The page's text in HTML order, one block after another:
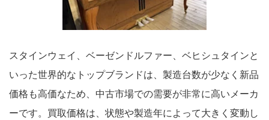
スタインウェイ、ベーゼンドルファー、ベヒシュタインと
いった世界的なトップブランドは、製造台数が少なく新品
価格も高価なため、中古市場での需要が非常に高いメーカ
ーです。買取価格は、状態や製造年によって大きく変動し